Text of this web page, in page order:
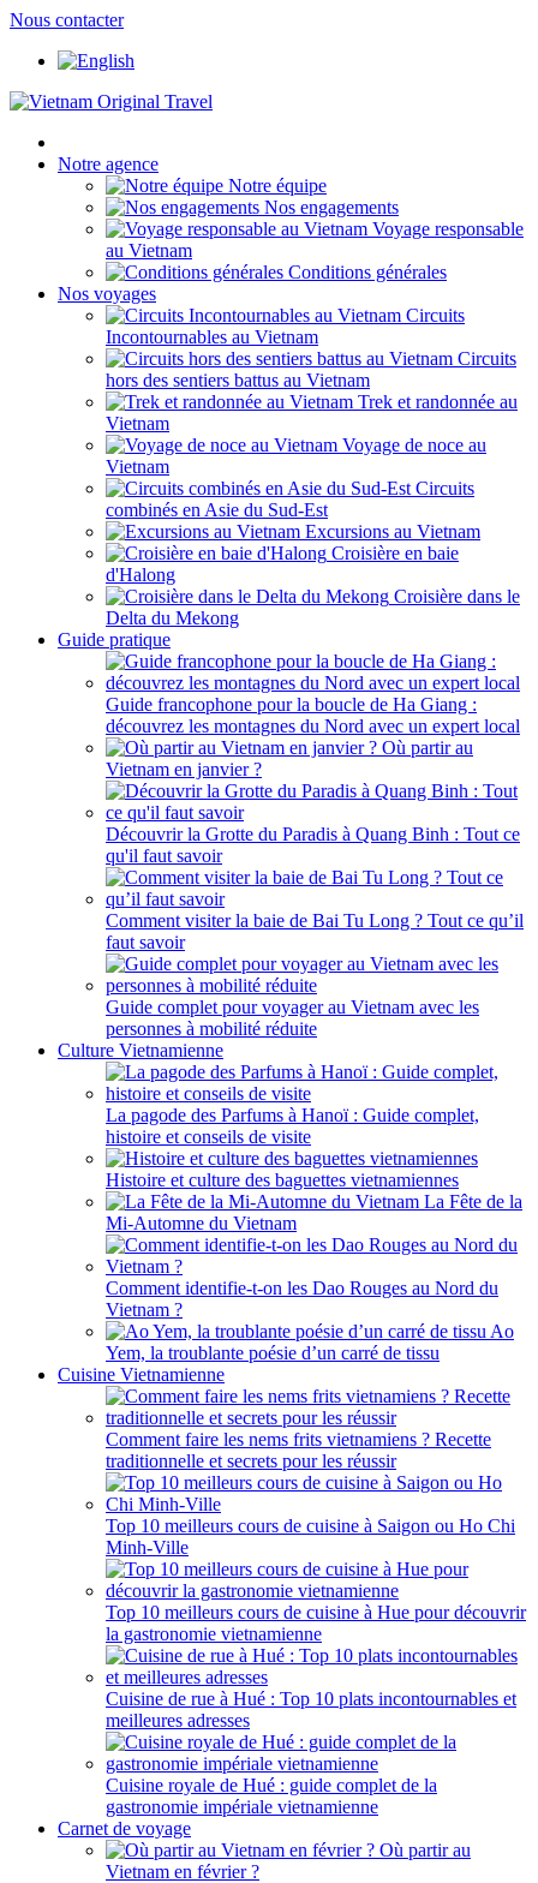
Nous contacter
Notre agence
Notre équipe
Nos engagements
Voyage responsable
au Vietnam
Conditions générales
Nos voyages
Circuits
Incontournables au Vietnam
Circuits
hors des sentiers battus au Vietnam
Trek et randonnée au
Vietnam
Voyage de noce au
Vietnam
Circuits
combinés en Asie du Sud-Est
Excursions au Vietnam
Croisière en baie
d'Halong
Croisière dans le
Delta du Mekong
Guide pratique
Guide francophone pour la boucle de Ha Giang :
découvrez les montagnes du Nord avec un expert local
Où partir au
Vietnam en janvier ?
Découvrir la Grotte du Paradis à Quang Binh : Tout ce
qu'il faut savoir
Comment visiter la baie de Bai Tu Long ? Tout ce qu’il
faut savoir
Guide complet pour voyager au Vietnam avec les
personnes à mobilité réduite
Culture Vietnamienne
La pagode des Parfums à Hanoï : Guide complet,
histoire et conseils de visite
Histoire et culture des baguettes vietnamiennes
La Fête de la
Mi-Automne du Vietnam
Comment identifie-t-on les Dao Rouges au Nord du
Vietnam ?
Ao
Yem, la troublante poésie d’un carré de tissu
Cuisine Vietnamienne
Comment faire les nems frits vietnamiens ? Recette
traditionnelle et secrets pour les réussir
Top 10 meilleurs cours de cuisine à Saigon ou Ho Chi
Minh-Ville
Top 10 meilleurs cours de cuisine à Hue pour découvrir
la gastronomie vietnamienne
Cuisine de rue à Hué : Top 10 plats incontournables et
meilleures adresses
Cuisine royale de Hué : guide complet de la
gastronomie impériale vietnamienne
Carnet de voyage
Où partir au
Vietnam en février ?